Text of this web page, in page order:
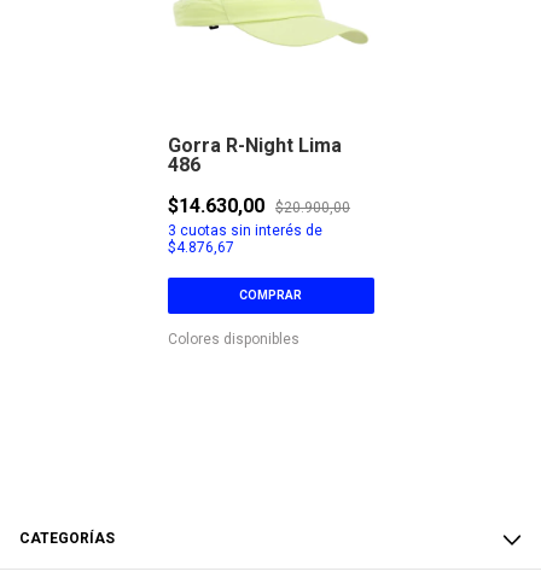
Gorra R-Night Lima
486
$14.630,00
$20.900,00
3 cuotas sin interés de
$4.876,67
COMPRAR
Colores disponibles
CATEGORÍAS